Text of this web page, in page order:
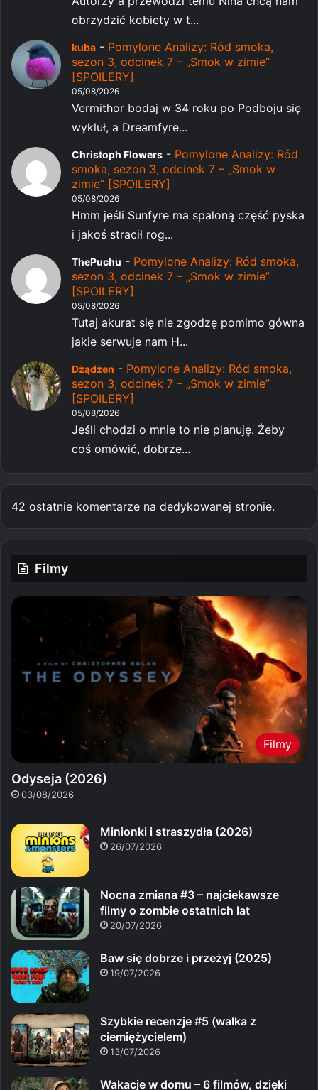
obrzydzić kobiety w t...
kuba - Pomylone Analizy: Ród smoka,
sezon 3, odcinek 7 – „Smok w zimie”
[SPOILERY]
05/08/2026
Vermithor bodaj w 34 roku po Podboju się
wykluł, a Dreamfyre...
Christoph Flowers - Pomylone Analizy: Ród
smoka, sezon 3, odcinek 7 – „Smok w
zimie” [SPOILERY]
05/08/2026
Hmm jeśli Sunfyre ma spaloną część pyska
i jakoś stracił rog...
ThePuchu - Pomylone Analizy: Ród smoka,
sezon 3, odcinek 7 – „Smok w zimie”
[SPOILERY]
05/08/2026
Tutaj akurat się nie zgodzę pomimo gówna
jakie serwuje nam H...
Dżądżen - Pomylone Analizy: Ród smoka,
sezon 3, odcinek 7 – „Smok w zimie”
[SPOILERY]
05/08/2026
Jeśli chodzi o mnie to nie planuję. Żeby
coś omówić, dobrze...
42 ostatnie komentarze na dedykowanej stronie.
Filmy
Filmy
Odyseja (2026)
03/08/2026
Minionki i straszydła (2026)
26/07/2026
Nocna zmiana #3 – najciekawsze
filmy o zombie ostatnich lat
20/07/2026
Baw się dobrze i przeżyj (2025)
19/07/2026
Szybkie recenzje #5 (walka z
ciemiężycielem)
13/07/2026
Wakacje w domu – 6 filmów, dzięki